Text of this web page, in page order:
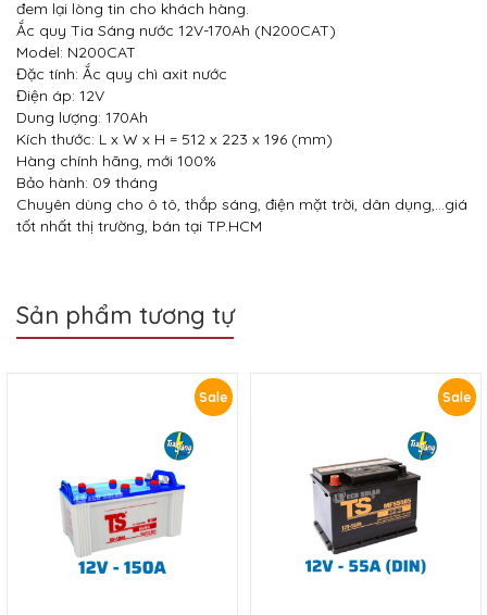
đem lại lòng tin cho khách hàng.
Ắc quy Tia Sáng nước 12V-170Ah (N200CAT)
Model: N200CAT
Đặc tính: Ắc quy chì axit nước
Điện áp: 12V
Dung lượng: 170Ah
Kích thước: L x W x H = 512 x 223 x 196 (mm)
Hàng chính hãng, mới 100%
Bảo hành: 09 tháng
Chuyên dùng cho ô tô, thắp sáng, điện mặt trời, dân dụng,…giá
tốt nhất thị trường, bán tại TP.HCM
Sản phẩm tương tự
Sale Sale